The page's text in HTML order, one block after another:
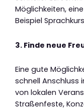
Möglichkeiten,
Beispiel
3. Finde neue
Eine gute
schnell Anschluss
von lokalen
Straßenfeste,